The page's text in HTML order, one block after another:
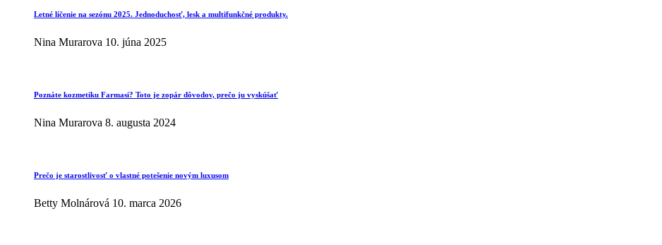
Letné líčenie na sezónu 2025. Jednoduchosť, lesk a multifunkčné produkty.
Nina Murarova 10. júna 2025
Poznáte kozmetiku Farmasi? Toto je zopár dôvodov, prečo ju vyskúšať
Nina Murarova 8. augusta 2024
Prečo je starostlivosť o vlastné potešenie novým luxusom
Betty Molnárová 10. marca 2026